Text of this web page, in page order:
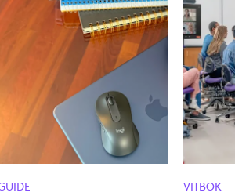
VITBOK